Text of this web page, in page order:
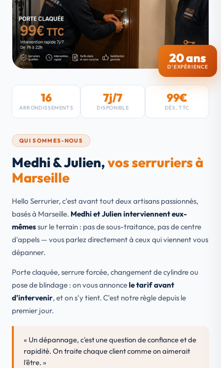
20 ans
D'EXPÉRIENCE
16
ARRONDISSEMENTS
7j/7
DISPONIBLE
99€
DÈS, TTC
QUI SOMMES-NOUS
Medhi & Julien,vos serruriers à
Marseille
Hello Serrurier, c'est avant tout deux artisans passionnés,
basés à Marseille. Medhi et Julien interviennent eux-
mêmessur le terrain : pas de sous-traitance, pas de centre
d'appels — vous parlez directement à ceux qui viennent vous
dépanner.
Porte claquée, serrure forcée, changement de cylindre ou
pose de blindage : on vous annoncele tarif avant
d'intervenir, et on s'y tient. C'est notre règle depuis le
premier jour.
« Un dépannage, c'est une question de confiance et de
rapidité. On traite chaque client comme on aimerait
l'être. »